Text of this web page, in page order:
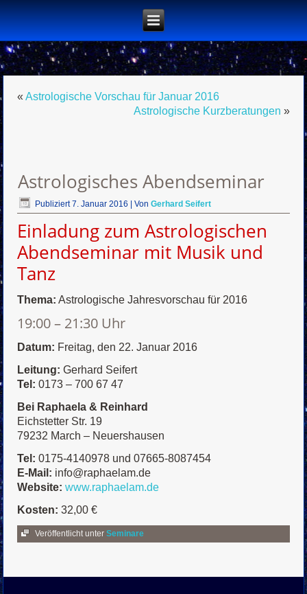
«Astrologische Vorschau für Januar 2016
Astrologische Kurzberatungen »
Astrologisches Abendseminar
Publiziert 7. Januar 2016 |Von Gerhard Seifert
Einladung zum Astrologischen
Abendseminar mit Musik und
Tanz
Thema: Astrologische Jahresvorschau für 2016
19:00 – 21:30 Uhr
Datum: Freitag, den 22. Januar 2016
Leitung: Gerhard Seifert
Tel: 0173 – 700 67 47
Bei Raphaela & Reinhard
Eichstetter Str. 19
79232 March – Neuershausen
Tel: 0175-4140978 und 07665-8087454
E-Mail: info@raphaelam.de
Website: www.raphaelam.de
Kosten: 32,00 €
Veröffentlicht unter Seminare